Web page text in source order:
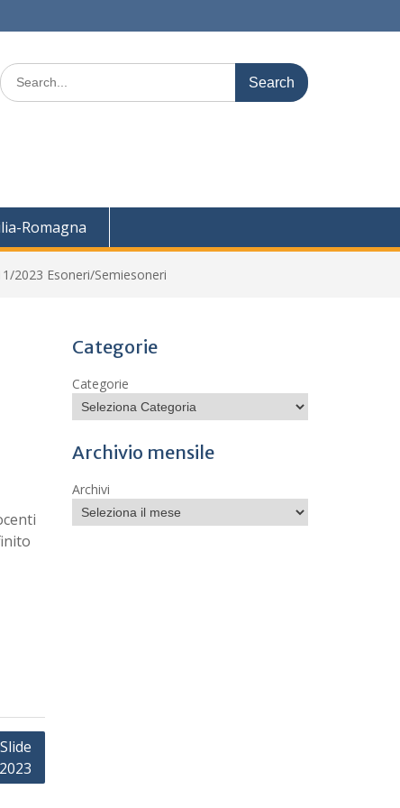
Search
for:
Romagna
2023 Esoneri/Semiesoneri
Categorie
Categorie
Archivio mensile
Archivi